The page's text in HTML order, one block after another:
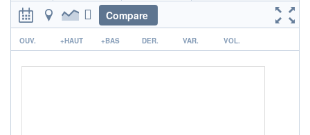
17h40
OUVERTURE
20,7000
CLÔTURE VEILLE
19,5400
24,3600 20,4900
Compare
r
OUV. +HAUT +BAS DER. VAR. VOL.